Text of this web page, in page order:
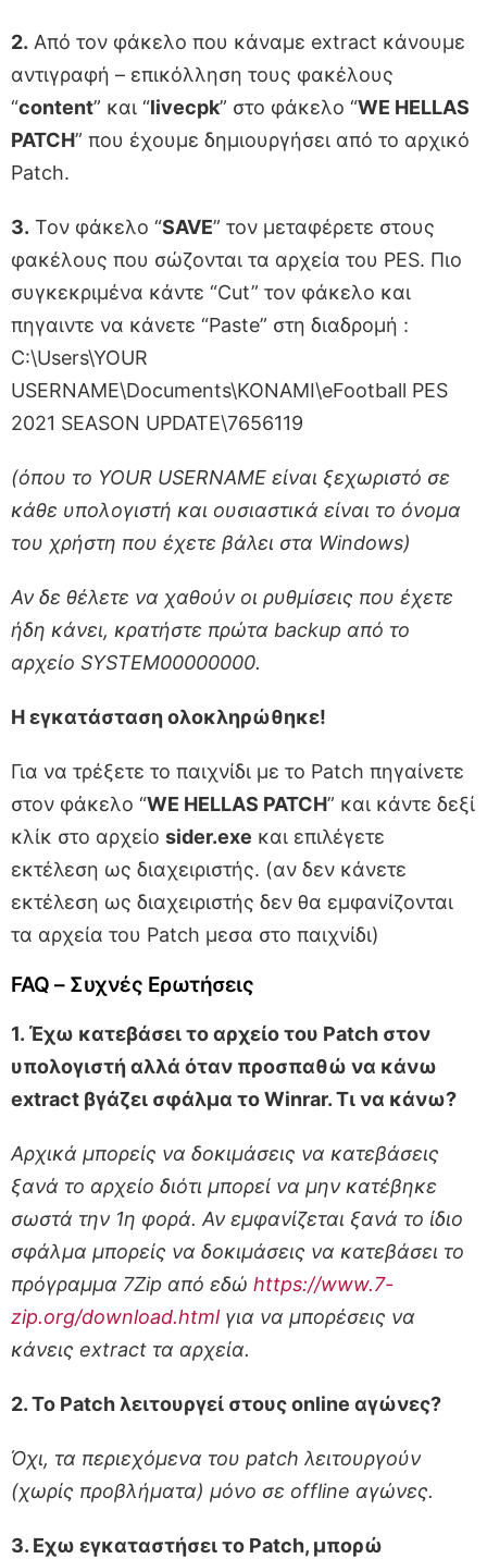
2. Από τον φάκελο που κάναμε extract κάνουμε
αντιγραφή – επικόλληση τους φακέλους
“content” και “livecpk” στο φάκελο “WE HELLAS
PATCH” που έχουμε δημιουργήσει από το αρχικό
Patch.
3. Τον φάκελο “SAVE” τον μεταφέρετε στους
φακέλους που σώζονται τα αρχεία του PES. Πιο
συγκεκριμένα κάντε “Cut” τον φάκελο και
πηγαιντε να κάνετε “Paste” στη διαδρομή :
C:\Users\YOUR
USERNAME\Documents\KONAMI\eFootball PES
2021 SEASON UPDATE\7656119
(όπου το YOUR USERNAME είναι ξεχωριστό σε
κάθε υπολογιστή και ουσιαστικά είναι το όνομα
του χρήστη που έχετε βάλει στα Windows)
Αν δε θέλετε να χαθούν οι ρυθμίσεις που έχετε
ήδη κάνει, κρατήστε πρώτα backup από το
αρχείο SYSTEM00000000.
Η εγκατάσταση ολοκληρώθηκε!
Για να τρέξετε το παιχνίδι με το Patch πηγαίνετε
στον φάκελο “WE HELLAS PATCH” και κάντε δεξί
κλίκ στο αρχείο sider.exe και επιλέγετε
εκτέλεση ως διαχειριστής. (αν δεν κάνετε
εκτέλεση ως διαχειριστής δεν θα εμφανίζονται
τα αρχεία του Patch μεσα στο παιχνίδι)
FAQ – Συχνές Ερωτήσεις
1. Έχω κατεβάσει το αρχείο του Patch στον
υπολογιστή αλλά όταν προσπαθώ να κάνω
extract βγάζει σφάλμα το Winrar. Τι να κάνω?
Αρχικά μπορείς να δοκιμάσεις να κατεβάσεις
ξανά το αρχείο διότι μπορεί να μην κατέβηκε
σωστά την 1η φορά. Αν εμφανίζεται ξανά το ίδιο
σφάλμα μπορείς να δοκιμάσεις να κατεβάσει το
πρόγραμμα 7Zip από εδώ https://www.7-
zip.org/download.htmlγια να μπορέσεις να
κάνεις extract τα αρχεία.
2. Το Patch λειτουργεί στους online αγώνες?
Όχι, τα περιεχόμενα του patch λειτουργoύν
(χωρίς προβλήματα) μόνο σε offline αγώνες.
3. Εχω εγκαταστήσει το Patch, μπορώ